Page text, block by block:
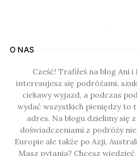
O NAS
Cześć! Trafiłeś na blog Ani i
interesujesz się podróżami,
ciekawy wyjazd, a podczas
wydać wszystkich pieniędzy to
adres. Na blogu dzielimy się
doświadczeniami z podróży
Europie ale także po Azji,
Masz pytania? Chcesz